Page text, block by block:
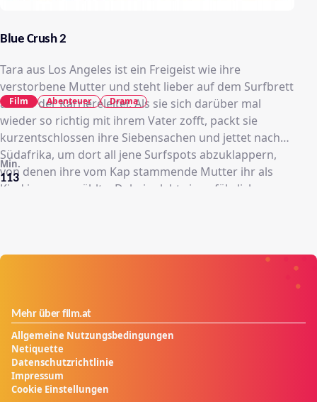
Blue Crush 2
Tara aus Los Angeles ist ein Freigeist wie ihre
verstorbene Mutter und steht lieber auf dem Surfbrett
als auf der Karriereleiter. Als sie sich darüber mal
wieder so richtig mit ihrem Vater zofft, packt sie
kurzentschlossen ihre Siebensachen und jettet nach
Südafrika, um dort all jene Surfspots abzuklappern,
von denen ihre vom Kap stammende Mutter ihr als
Kind immer erzählte. Dabei erlebt sie gefährliche
113
Min.
Film Abenteuer Drama
Mehr über film.at
Allgemeine Nutzungsbedingungen
Netiquette
Datenschutzrichtlinie
Impressum
Cookie Einstellungen